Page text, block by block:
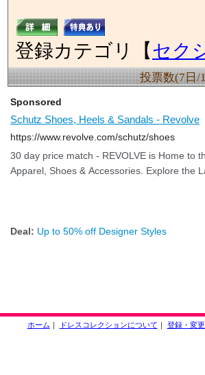
登録カテゴリ【セク
投票数(7日/
ホーム ｜ ドレスコレクションについて ｜ 登録・変